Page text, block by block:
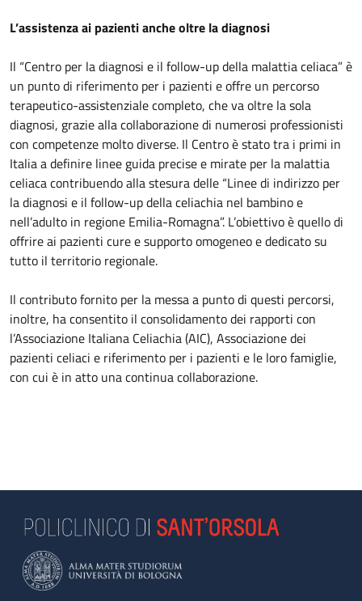
L’assistenza ai pazienti anche oltre la diagnosi
Il “Centro per la diagnosi e il follow-up della malattia celiaca” è
un punto di riferimento per i pazienti e offre un percorso
terapeutico-assistenziale completo, che va oltre la sola
diagnosi, grazie alla collaborazione di numerosi professionisti
con competenze molto diverse. Il Centro è stato tra i primi in
Italia a definire linee guida precise e mirate per la malattia
celiaca contribuendo alla stesura delle “Linee di indirizzo per
la diagnosi e il follow-up della celiachia nel bambino e
nell’adulto in regione Emilia-Romagna”. L’obiettivo è quello di
offrire ai pazienti cure e supporto omogeneo e dedicato su
tutto il territorio regionale.
Il contributo fornito per la messa a punto di questi percorsi,
inoltre, ha consentito il consolidamento dei rapporti con
l’Associazione Italiana Celiachia (AIC), Associazione dei
pazienti celiaci e riferimento per i pazienti e le loro famiglie,
con cui è in atto una continua collaborazione.